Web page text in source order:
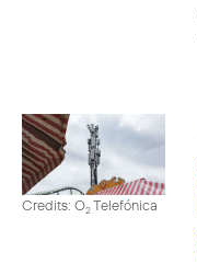
Credits: O2Telefónica